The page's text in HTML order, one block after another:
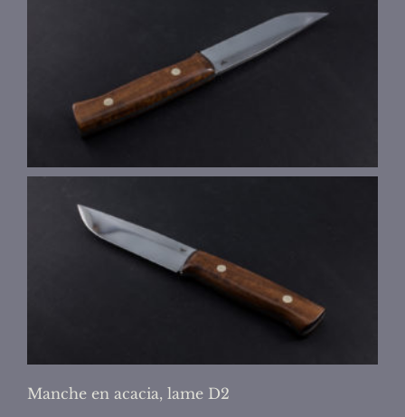
Manche en acacia, lame D2